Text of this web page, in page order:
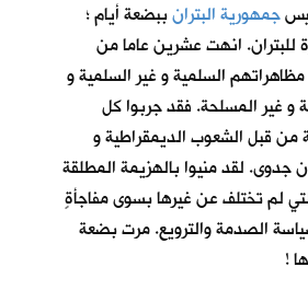
جمهورية البترانببضعة أيام ؛
للبتران. انهت عشرين عاما من
السلمية و غير السلمية و
و غير المسلحة. فقد جربوا كل
من قبل الشعوب الديمقراطية و
جدوى. لقد منيوا بالهزيمة المطلقة
لم تختلف عن غيرها بسوى مفاجأةٍ
الصدمة والترويع. مرت بضعة
!